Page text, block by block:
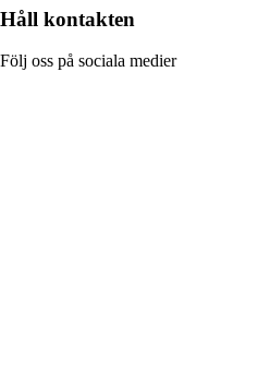
Håll kontakten
Följ oss på sociala medier